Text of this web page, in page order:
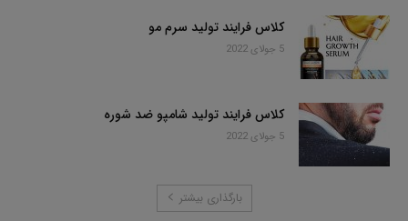
کلاس فرایند تولید سرم مو
5 جولای 2022
کلاس فرایند تولید شامپو ضد شوره
5 جولای 2022
بارگذاری بیشتر